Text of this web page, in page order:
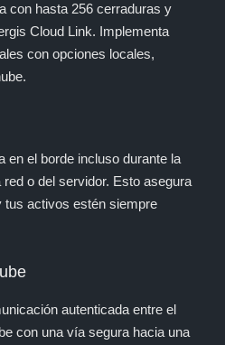
con hasta 256 cerraduras y
Cloud Link. Implementa
con opciones locales,
en el borde incluso durante la
red o del servidor. Esto asegura
tus activos estén siempre
autenticada entre el
con una vía segura hacia una